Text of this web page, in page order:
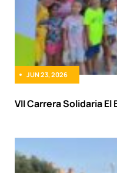
JUN 23, 2026
VII Carrera Solidaria